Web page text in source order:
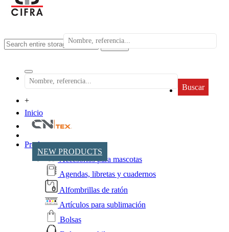
search
Buscar
+
Inicio
NEW PRODUCTS
Productos
Accesorios para mascotas
Agendas, libretas y cuadernos
Alfombrillas de ratón
Artículos para sublimación
Bolsas